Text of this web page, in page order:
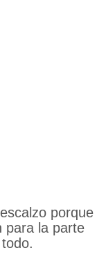
porque
para la parte